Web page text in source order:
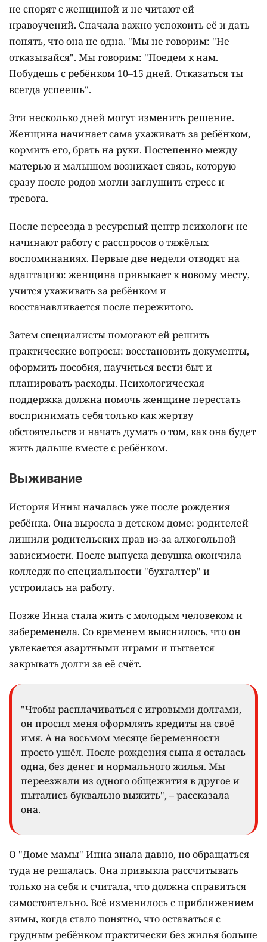
не спорят с женщиной и не читают ей
нравоучений. Сначала важно успокоить её и дать
понять, что она не одна. "Мы не говорим: "Не
отказывайся". Мы говорим: "Поедем к нам.
Побудешь с ребёнком 10–15 дней. Отказаться ты
всегда успеешь".
Эти несколько дней могут изменить решение.
Женщина начинает сама ухаживать за ребёнком,
кормить его, брать на руки. Постепенно между
матерью и малышом возникает связь, которую
сразу после родов могли заглушить стресс и
тревога.
После переезда в ресурсный центр психологи не
начинают работу с расспросов о тяжёлых
воспоминаниях. Первые две недели отводят на
адаптацию: женщина привыкает к новому месту,
учится ухаживать за ребёнком и
восстанавливается после пережитого.
Затем специалисты помогают ей решить
практические вопросы: восстановить документы,
оформить пособия, научиться вести быт и
планировать расходы. Психологическая
поддержка должна помочь женщине перестать
воспринимать себя только как жертву
обстоятельств и начать думать о том, как она будет
жить дальше вместе с ребёнком.
Выживание
История Инны началась уже после рождения
ребёнка. Она выросла в детском доме: родителей
лишили родительских прав из-за алкогольной
зависимости. После выпуска девушка окончила
колледж по специальности "бухгалтер" и
устроилась на работу.
Позже Инна стала жить с молодым человеком и
забеременела. Со временем выяснилось, что он
увлекается азартными играми и пытается
закрывать долги за её счёт.
"Чтобы расплачиваться с игровыми долгами,
он просил меня оформлять кредиты на своё
имя. А на восьмом месяце беременности
просто ушёл. После рождения сына я осталась
одна, без денег и нормального жилья. Мы
переезжали из одного общежития в другое и
пытались буквально выжить", – рассказала
она.
О "Доме мамы" Инна знала давно, но обращаться
туда не решалась. Она привыкла рассчитывать
только на себя и считала, что должна справиться
самостоятельно. Всё изменилось с приближением
зимы, когда стало понятно, что оставаться с
грудным ребёнком практически без жилья больше